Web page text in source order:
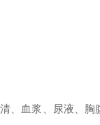
、血浆、尿液、胸